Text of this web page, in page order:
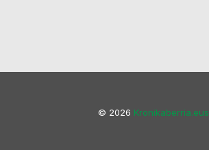
© 2026 Kronikaberria.eus